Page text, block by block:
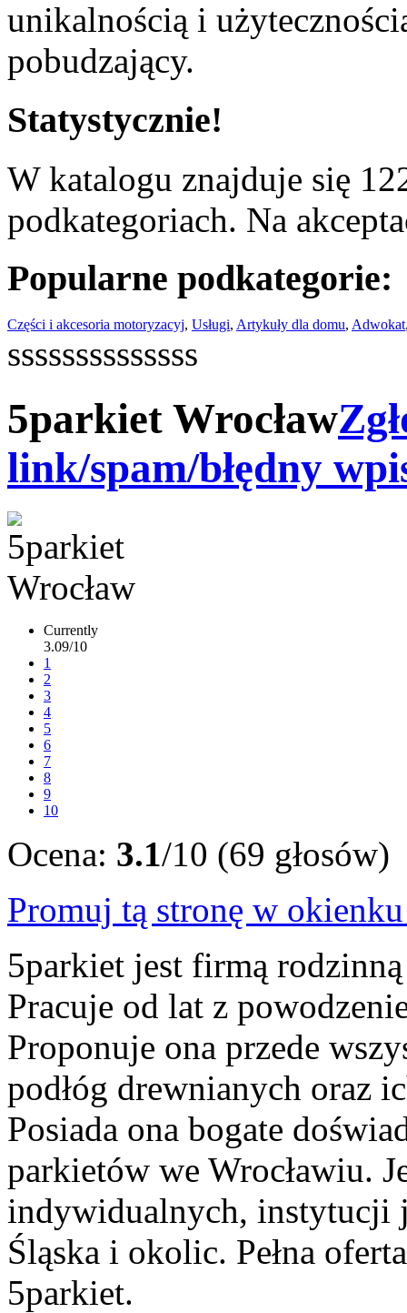
unikalnością i
pobudzający.
Statystycznie!
W katalogu znajduje się
podkategoriach. Na
Popularne podkategorie:
Części i akcesoria motoryzacyj, Usługi, Artykuły dla domu, Adwokat
ssssssssssssss
5parkiet Wrocław
link/spam/błędny
Currently
3.09/10
1
2
3
4
5
6
7
8
9
10
Ocena: 3.1/10 (69 głosów)
Promuj tą stronę w
5parkiet jest firmą
Pracuje od lat z
Proponuje ona przede
podłóg drewnianych oraz
Posiada ona bogate
parkietów we Wrocławiu.
indywidualnych, instytucji
Śląska i okolic. Pełna
5parkiet.